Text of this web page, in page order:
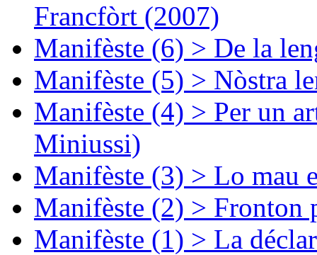
Francfòrt (2007)
Manifèste (6) > De la
Manifèste (5) > Nòstra
Manifèste (4) > Per un
Miniussi)
Manifèste (3) > Lo mau
Manifèste (2) > Fronton
Manifèste (1) > La